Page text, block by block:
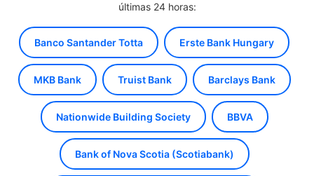
últimas 24 horas:
Banco Santander Totta Erste Bank Hungary
MKB Bank Truist Bank Barclays Bank
Nationwide Building Society BBVA
Bank of Nova Scotia (Scotiabank)